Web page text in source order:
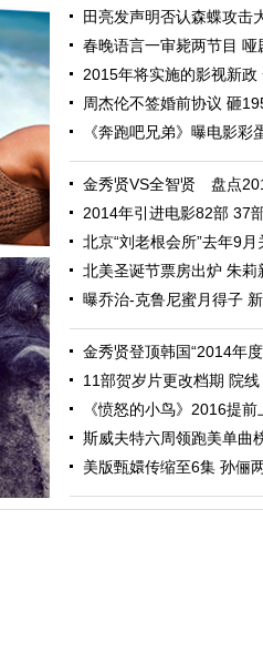
田亮发声明否认森蝶攻击
春晚语言一审毙两节目 哑
2015年将实施的影视新政
周杰伦不签婚前协议 砸
《奔跑吧兄弟》曝电影彩
金秀贤VS全智贤 盘点
2014年引进电影82部 37部
北京“刘老根会所”去年9月
北美圣诞节票房出炉 朱莉
曝乔治-克鲁尼蜜月得子 新
金秀贤登顶韩国“2014年度
11部贺岁片更改档期 院线
《愤怒的小鸟》2016提前
斯威夫特六周领跑美单曲
美版甄嬛传缩至6集 孙俪